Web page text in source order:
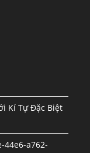
Kí Tự Đặc Biệt
44e6-a762-